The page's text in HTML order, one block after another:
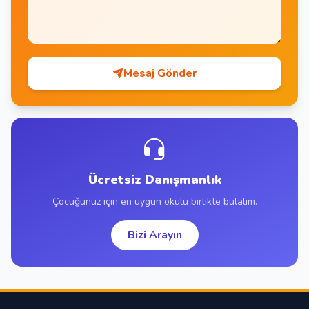
Mesaj Gönder
Ücretsiz Danışmanlık
Çocuğunuz için en uygun okulu birlikte bulalım.
Bizi Arayın